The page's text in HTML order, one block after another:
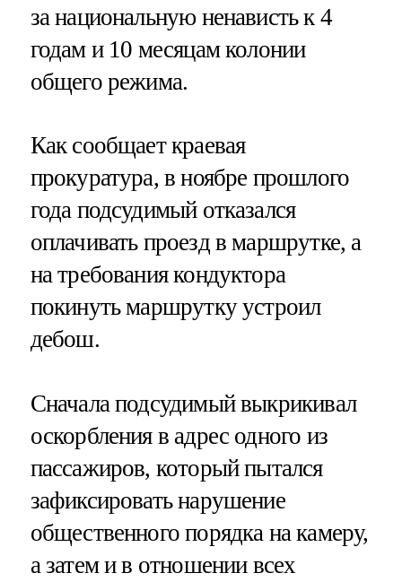
за национальную ненависть к 4
годам и 10 месяцам колонии
общего режима.
Как сообщает краевая
прокуратура, в ноябре прошлого
года подсудимый отказался
оплачивать проезд в маршрутке, а
на требования кондуктора
покинуть маршрутку устроил
дебош.
Сначала подсудимый выкрикивал
оскорбления в адрес одного из
пассажиров, который пытался
зафиксировать нарушение
общественного порядка на камеру,
а затем и в отношении всех